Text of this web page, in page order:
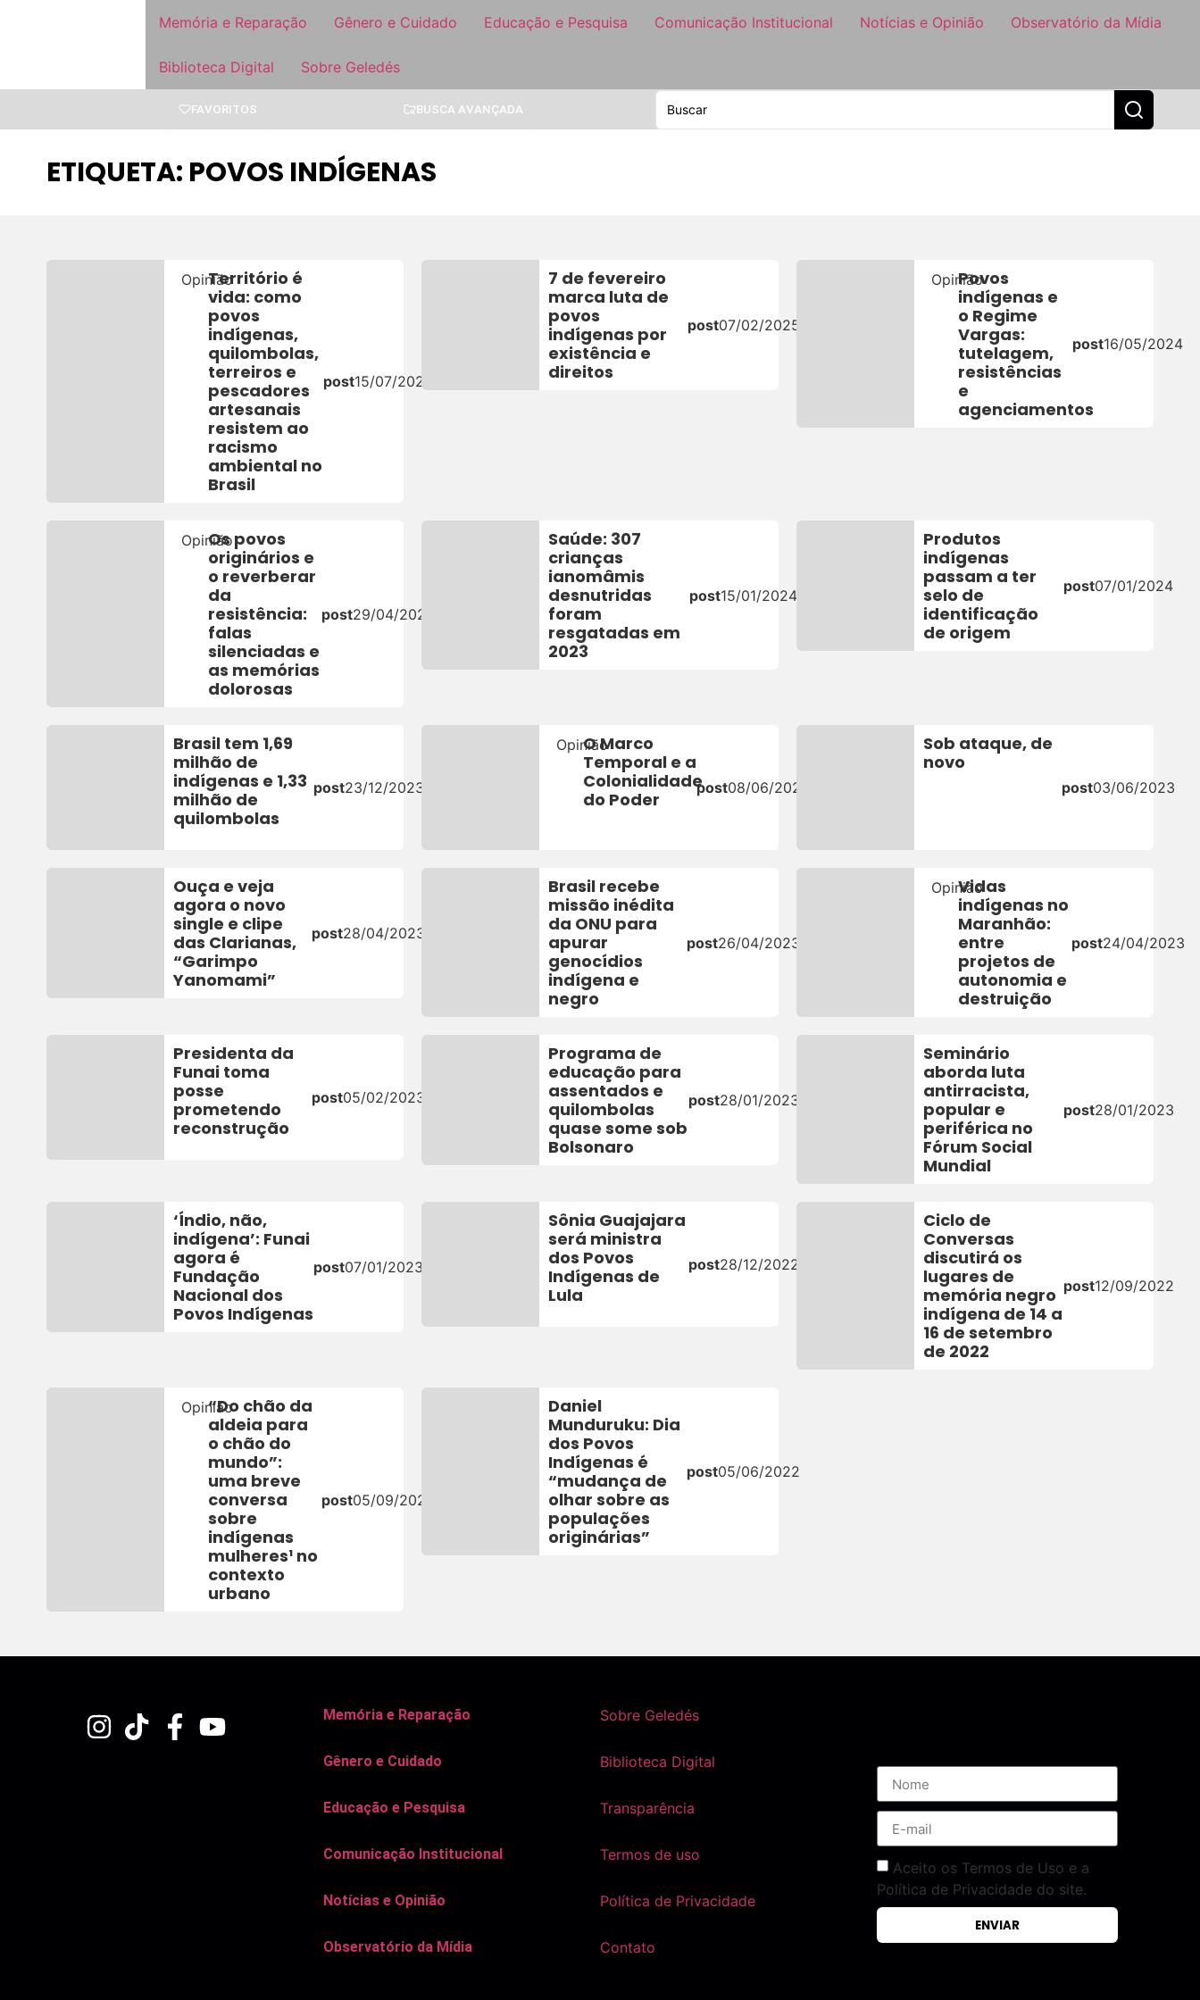
Memória e Reparação Gênero e Cuidado Educação e Pesquisa Comunicação Institucional Notícias e Opinião Observatório da Mídia
Biblioteca Digital Sobre Geledés
FAVORITOS BUSCA AVANÇADA
ETIQUETA: POVOS INDÍGENAS
OpiniãoTerritório é
vida: como
povos
indígenas,
quilombolas,
terreiros e
pescadores
artesanais
resistem ao
racismo
ambiental no
Brasil
post15/07/2026
7 de fevereiro
marca luta de
povos
indígenas por
existência e
direitos
post07/02/2025
OpiniãoPovos
indígenas e
o Regime
Vargas:
tutelagem,
resistências
e
agenciamentos
post16/05/2024
OpiniãoOs povos
originários e
o reverberar
da
resistência:
falas
silenciadas e
as memórias
dolorosas
post29/04/2024
Saúde: 307
crianças
ianomâmis
desnutridas
foram
resgatadas em
2023
post15/01/2024
Produtos
indígenas
passam a ter
selo de
identificação
de origem
post07/01/2024
Brasil tem 1,69
milhão de
indígenas e 1,33
milhão de
quilombolas
post23/12/2023
OpiniãoO Marco
Temporal e a
Colonialidade
do Poder
post08/06/2023
Sob ataque, de
novo
post03/06/2023
Ouça e veja
agora o novo
single e clipe
das Clarianas,
“Garimpo
Yanomami”
post28/04/2023
Brasil recebe
missão inédita
da ONU para
apurar
genocídios
indígena e
negro
post26/04/2023
OpiniãoVidas
indígenas no
Maranhão:
entre
projetos de
autonomia e
destruição
post24/04/2023
Presidenta da
Funai toma
posse
prometendo
reconstrução
post05/02/2023
Programa de
educação para
assentados e
quilombolas
quase some sob
Bolsonaro
post28/01/2023
Seminário
aborda luta
antirracista,
popular e
periférica no
Fórum Social
Mundial
post28/01/2023
‘Índio, não,
indígena’: Funai
agora é
Fundação
Nacional dos
Povos Indígenas
post07/01/2023
Sônia Guajajara
será ministra
dos Povos
Indígenas de
Lula
post28/12/2022
Ciclo de
Conversas
discutirá os
lugares de
memória negro
indígena de 14 a
16 de setembro
de 2022
post12/09/2022
Opinião“Do chão da
aldeia para
o chão do
mundo”:
uma breve
conversa
sobre
indígenas
mulheres¹ no
contexto
urbano
post05/09/2022
Daniel
Munduruku: Dia
dos Povos
Indígenas é
“mudança de
olhar sobre as
populações
originárias”
post05/06/2022
Memória e Reparação
Gênero e Cuidado
Educação e Pesquisa
Comunicação Institucional
Notícias e Opinião
Observatório da Mídia
Sobre Geledés
Biblioteca Digital
Transparência
Termos de uso
Política de Privacidade
Contato
Aceito os Termos de Uso e a
Política de Privacidade do site.
ENVIAR